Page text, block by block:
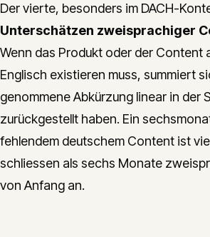
Der vierte, besonders im DACH-
Unterschätzen zweisprachiger
Wenn das Produkt oder der Content
Englisch existieren muss, summiert
genommene Abkürzung linear in der
zurückgestellt haben. Ein
fehlendem deutschem Content ist
schliessen als sechs Monate
von Anfang an.